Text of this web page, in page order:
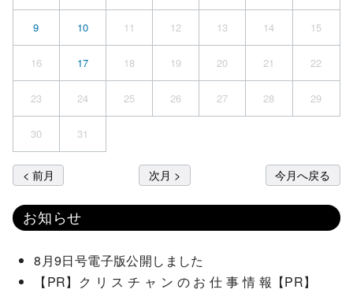
9 10 11 12 13 14 15
16 17 18 19 20 21 22
23 24 25 26 27 28 29
30 31
< 前月 次月 > 今月へ戻る
お知らせ
8月9日号電子版公開しました
【PR】ク リ ス チ ャ ン の お 仕 事 情 報【PR】